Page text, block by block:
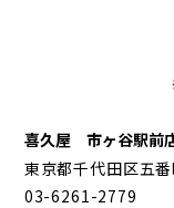
喜久屋 市ヶ谷駅前
東京都千代田区五
03-6261-2779